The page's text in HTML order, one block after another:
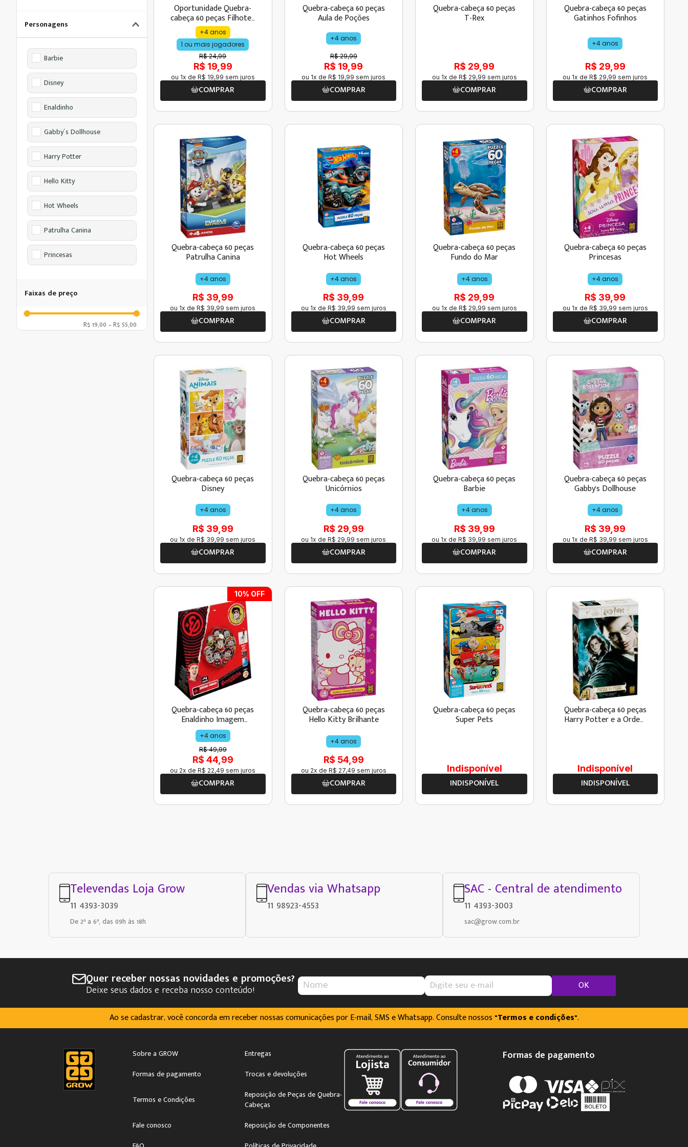
Personagens
Barbie
Disney
Enaldinho
Gabby´s Dollhouse
Harry Potter
Hello Kitty
Hot Wheels
Patrulha Canina
Princesas
Faixas de preço
R$ 19,00 –R$ 55,00
Oportunidade Quebra-
cabeça 60 peças Filhotes
na Cozinha
+4 anos
1 ou mais jogadores
R$ 24,99
R$ 19,99
ou 1x de R$ 19,99 sem juros
COMPRAR
Quebra-cabeça 60 peças
Aula de Poções
+4 anos
R$ 29,99
R$ 19,99
ou 1x deR$ 19,99 sem juros
COMPRAR
Quebra-cabeça 60 peças
T-Rex
R$ 29,99
ou 1x de R$ 29,99 sem juros
COMPRAR
Quebra-cabeça 60 peças
Gatinhos Fofinhos
+4 anos
R$ 29,99
ou 1x deR$ 29,99 sem juros
COMPRAR
Quebra-cabeça 60 peças
Patrulha Canina
+4 anos
R$ 39,99
ou 1x deR$ 39,99 sem juros
COMPRAR
Quebra-cabeça 60 peças
Hot Wheels
+4 anos
R$ 39,99
ou 1x de R$ 39,99 sem juros
COMPRAR
Quebra-cabeça 60 peças
Fundo do Mar
+4 anos
R$ 29,99
ou 1x de R$ 29,99 sem juros
COMPRAR
Quebra-cabeça 60 peças
Princesas
+4 anos
R$ 39,99
ou 1x de R$ 39,99 sem juros
COMPRAR
Quebra-cabeça 60 peças
Disney
+4 anos
R$ 39,99
ou 1x deR$ 39,99 sem juros
COMPRAR
Quebra-cabeça 60 peças
Unicórnios
+4 anos
R$ 29,99
ou 1x deR$ 29,99 sem juros
COMPRAR
Quebra-cabeça 60 peças
Barbie
+4 anos
R$ 39,99
ou 1x deR$ 39,99 sem juros
COMPRAR
Quebra-cabeça 60 peças
Gabby's Dollhouse
+4 anos
R$ 39,99
ou 1x de R$ 39,99 sem juros
COMPRAR
10% OFF
Quebra-cabeça 60 peças
Enaldinho Imagem
Surpresa
+4 anos
R$ 49,99
R$ 44,99
ou 2x deR$ 22,49 sem juros
COMPRAR
Quebra-cabeça 60 peças
Hello Kitty Brilhante
+4 anos
R$ 54,99
ou 2x de R$ 27,49 sem juros
COMPRAR
Quebra-cabeça 60 peças
Super Pets
Indisponível
INDISPONÍVEL
Quebra-cabeça 60 peças
Harry Potter e a Ordem
Indisponível
INDISPONÍVEL
Televendas Loja Grow
11 4393-3039
De 2ª a 6ª, das 09h às 18h
Vendas via Whatsapp
11 98923-4553
SAC - Central de atendimento
11 4393-3003
sac@grow.com.br
Quer receber nossas novidades e promoções?
Deixe seus dados e receba nosso conteúdo! OK
Ao se cadastrar, você concorda em receber nossas comunicações por E-mail, SMS e Whatsapp. Consulte nossos "Termos e condições".
Sobre a GROW
Entregas
Formas de pagamento
Trocas e devoluções
Termos e Condições
Reposição de Peças de Quebra-
Cabeças
Fale conosco
Reposição de Componentes
Formas de pagamento